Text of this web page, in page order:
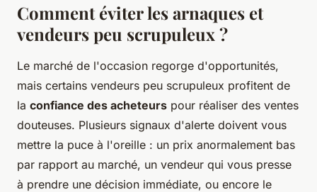
Comment éviter les arnaques et
vendeurs peu scrupuleux ?
Le marché de l'occasion regorge d'opportunités,
mais certains vendeurs peu scrupuleux profitent de
la confiance des acheteurs pour réaliser des ventes
douteuses. Plusieurs signaux d'alerte doivent vous
mettre la puce à l'oreille : un prix anormalement bas
par rapport au marché, un vendeur qui vous presse
à prendre une décision immédiate, ou encore le